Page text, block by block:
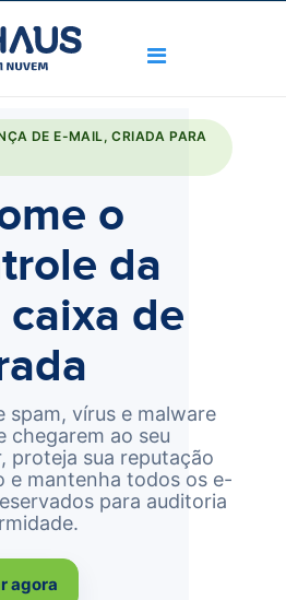
DE E-MAIL, CRIADA PARA
o
da
caixa de
spam, vírus e malware
chegarem ao seu
proteja sua reputação
e mantenha todos os e-
para auditoria
agora